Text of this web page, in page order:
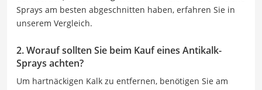
Sprays am besten abgeschnitten haben, erfahren Sie in
unserem Vergleich.
2. Worauf sollten Sie beim Kauf eines Antikalk-
Sprays achten?
Um hartnäckigen Kalk zu entfernen, benötigen Sie am